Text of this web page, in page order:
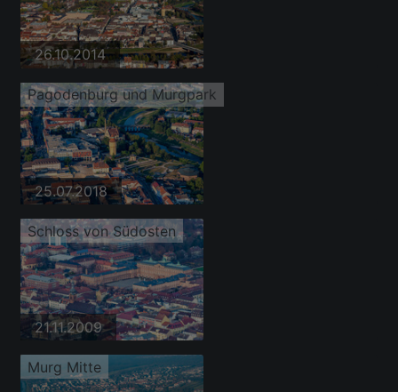
26.10.2014
Pagodenburg und Murgpark
25.07.2018
Schloss von Südosten
21.11.2009
Murg Mitte